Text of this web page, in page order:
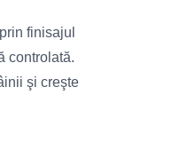
finisajul
controlată.
şi creşte